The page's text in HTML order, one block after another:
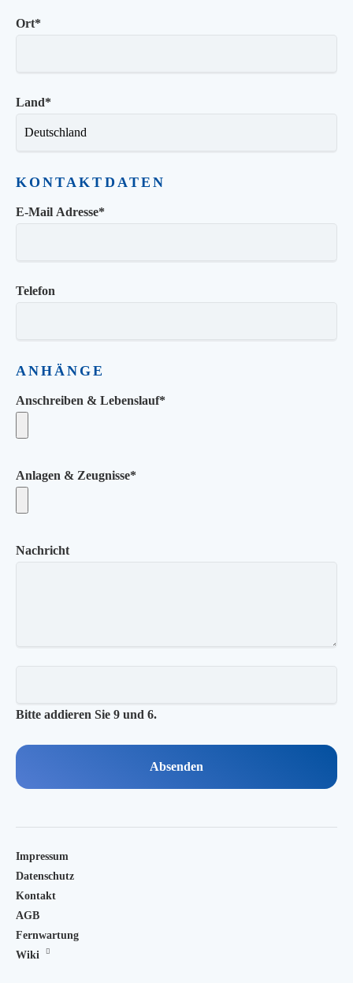
Ort*
Land*
KONTAKTDATEN
E-Mail Adresse*
Telefon
ANHÄNGE
Anschreiben & Lebenslauf*
Anlagen & Zeugnisse*
Nachricht
Bitte addieren Sie 9 und 6.
Absenden
Impressum
Datenschutz
Kontakt
AGB
Fernwartung
Wiki